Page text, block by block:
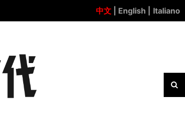
中文 | English | Italiano